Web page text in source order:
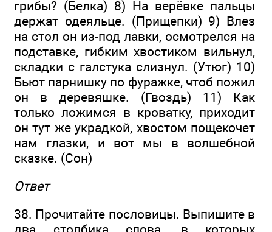
грибы? (Белка) 8) На верёвке пальцы
держат одеяльце. (Прищепки) 9) Влез
на стол он из-под лавки, осмотрелся на
подставке, гибким хвостиком вильнул,
складки с галстука слизнул. (Утюг) 10)
Бьют парнишку по фуражке, чтоб пожил
он в деревяшке. (Гвоздь) 11) Как
только ложимся в кроватку, приходит
он тут же украдкой, хвостом пощекочет
нам глазки, и вот мы в волшебной
сказке. (Сон)
Ответ
38. Прочитайте пословицы. Выпишите в